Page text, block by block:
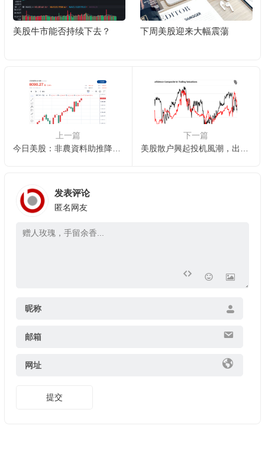
美股牛市能否持续下去？ 下周美股迎来大幅震蕩
上一篇
今日美股：非農資料助推降息预期，科技股领涨标普納指齊創新高
下一篇
美股散户興起投机風潮，出来混的遲早要还
发表评论
匿名网友
昵称
邮箱
网址
提交